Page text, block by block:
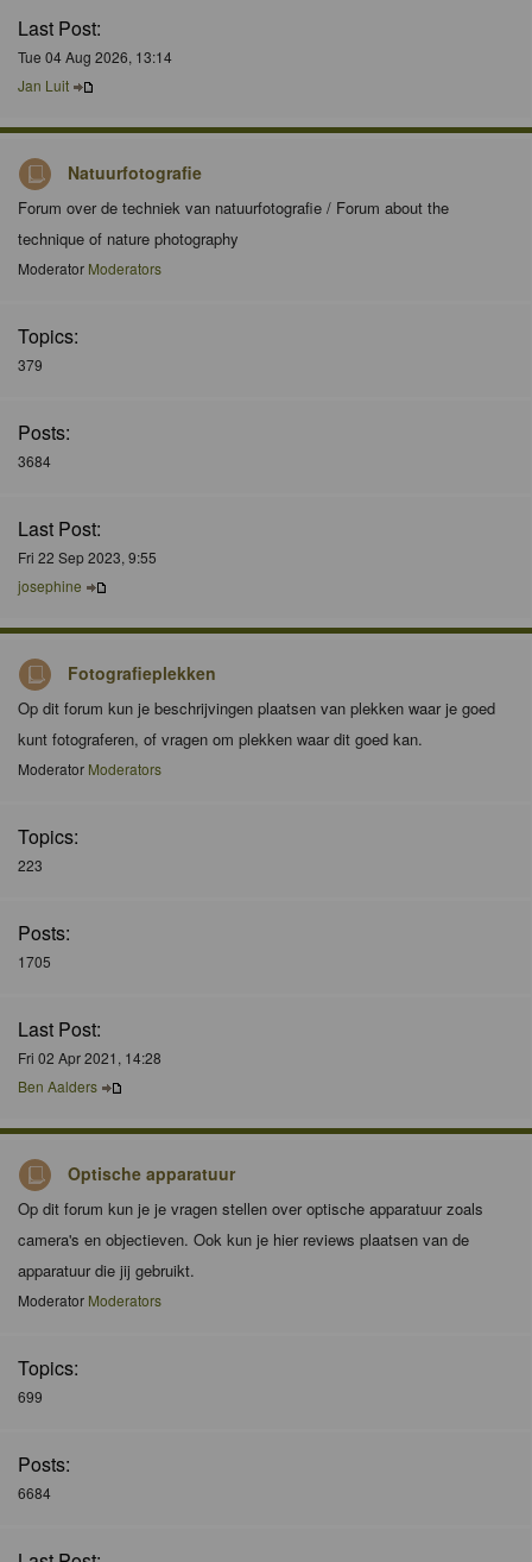
Last Post:
Tue 04 Aug 2026, 13:14
Jan Luit
Natuurfotografie
Forum over de techniek van natuurfotografie / Forum about the
technique of nature photography
Moderator Moderators
Topics:
379
Posts:
3684
Last Post:
Fri 22 Sep 2023, 9:55
josephine
Fotografieplekken
Op dit forum kun je beschrijvingen plaatsen van plekken waar je goed
kunt fotograferen, of vragen om plekken waar dit goed kan.
Moderator Moderators
Topics:
223
Posts:
1705
Last Post:
Fri 02 Apr 2021, 14:28
Ben Aalders
Optische apparatuur
Op dit forum kun je je vragen stellen over optische apparatuur zoals
camera's en objectieven. Ook kun je hier reviews plaatsen van de
apparatuur die jij gebruikt.
Moderator Moderators
Topics:
699
Posts:
6684